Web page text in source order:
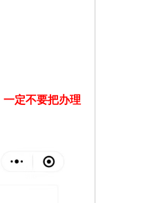
一定不要把办理